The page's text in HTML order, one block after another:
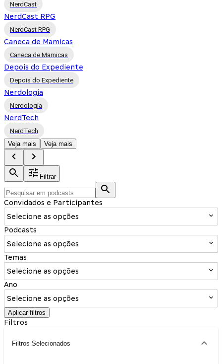
NerdCast
NerdCast RPG
NerdCast RPG
Caneca de Mamicas
Caneca de Mamicas
Depois do Expediente
Depois do Expediente
Nerdologia
Nerdologia
NerdTech
NerdTech
Veja mais
Veja mais
Filtrar
Convidados e Participantes
Selecione as opções
Podcasts
Selecione as opções
Temas
Selecione as opções
Ano
Selecione as opções
Aplicar filtros
Filtros
Filtros Selecionados